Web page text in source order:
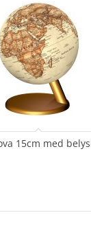
15cm med